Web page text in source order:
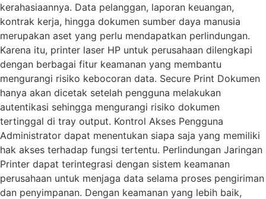
kerahasiaannya. Data pelanggan, laporan keuangan,
kontrak kerja, hingga dokumen sumber daya manusia
merupakan aset yang perlu mendapatkan perlindungan.
Karena itu, printer laser HP untuk perusahaan dilengkapi
dengan berbagai fitur keamanan yang membantu
mengurangi risiko kebocoran data. Secure Print Dokumen
hanya akan dicetak setelah pengguna melakukan
autentikasi sehingga mengurangi risiko dokumen
tertinggal di tray output. Kontrol Akses Pengguna
Administrator dapat menentukan siapa saja yang memiliki
hak akses terhadap fungsi tertentu. Perlindungan Jaringan
Printer dapat terintegrasi dengan sistem keamanan
perusahaan untuk menjaga data selama proses pengiriman
dan penyimpanan. Dengan keamanan yang lebih baik,